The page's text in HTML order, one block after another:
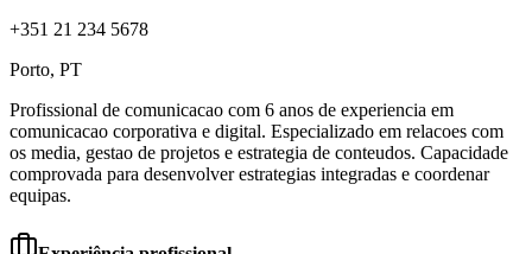
+351 21 234 5678
Porto, PT
Profissional de comunicacao com 6 anos de experiencia em
comunicacao corporativa e digital. Especializado em relacoes com
os media, gestao de projetos e estrategia de conteudos. Capacidade
comprovada para desenvolver estrategias integradas e coordenar
equipas.